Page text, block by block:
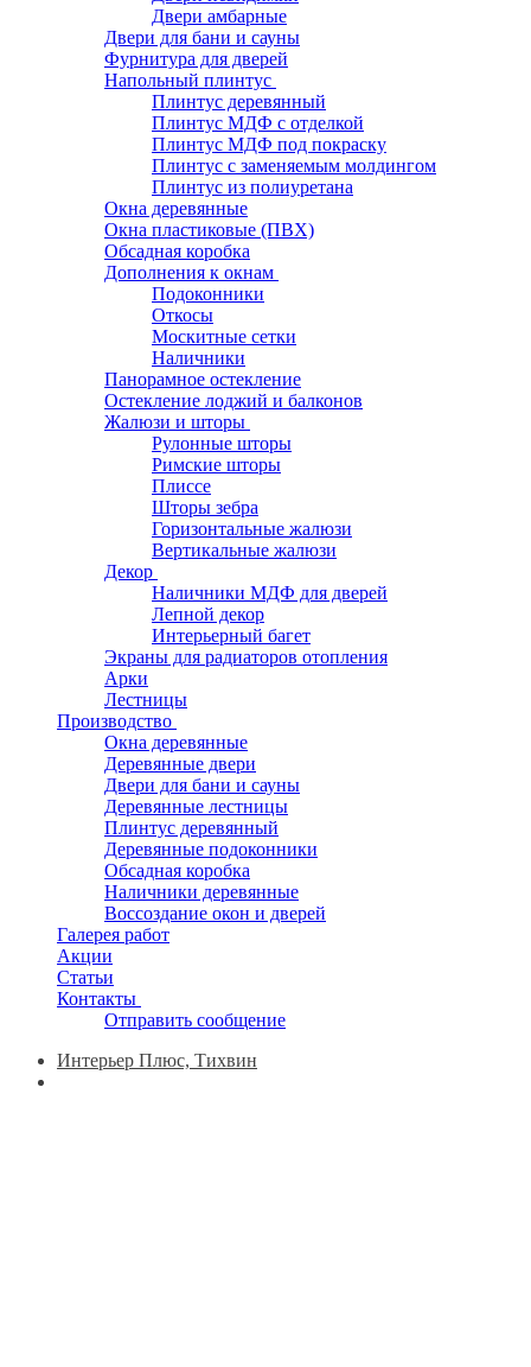
Двери амбарные
Двери для бани и сауны
Фурнитура для дверей
Напольный плинтус
Плинтус деревянный
Плинтус МДФ с отделкой
Плинтус МДФ под покраску
Плинтус с заменяемым молдингом
Плинтус из полиуретана
Окна деревянные
Окна пластиковые (ПВХ)
Обсадная коробка
Дополнения к окнам
Подоконники
Откосы
Москитные сетки
Наличники
Панорамное остекление
Остекление лоджий и балконов
Жалюзи и шторы
Рулонные шторы
Римские шторы
Плиссе
Шторы зебра
Горизонтальные жалюзи
Вертикальные жалюзи
Декор
Наличники МДФ для дверей
Лепной декор
Интерьерный багет
Экраны для радиаторов отопления
Арки
Лестницы
Производство
Окна деревянные
Деревянные двери
Двери для бани и сауны
Деревянные лестницы
Плинтус деревянный
Деревянные подоконники
Обсадная коробка
Наличники деревянные
Воссоздание окон и дверей
Галерея работ
Акции
Статьи
Контакты
Отправить сообщение
Интерьер Плюс, Тихвин